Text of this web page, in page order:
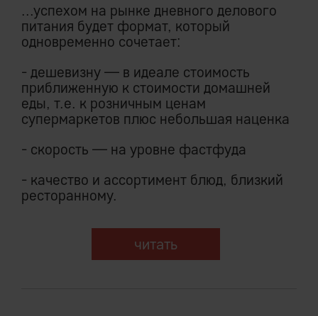
...успехом на рынке дневного делового
питания будет формат, который
одновременно сочетает:
- дешевизну — в идеале стоимость
приближенную к стоимости домашней
еды, т.е. к розничным ценам
супермаркетов плюс небольшая наценка
- скорость — на уровне фастфуда
- качество и ассортимент блюд, близкий
ресторанному.
читать